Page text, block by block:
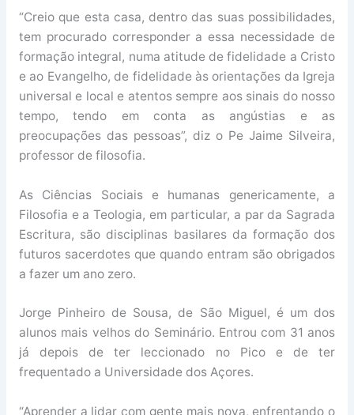
“Creio que esta casa, dentro das suas possibilidades,
tem procurado corresponder a essa necessidade de
formação integral, numa atitude de fidelidade a Cristo
e ao Evangelho, de fidelidade às orientações da Igreja
universal e local e atentos sempre aos sinais do nosso
tempo, tendo em conta as angústias e as
preocupações das pessoas”, diz o Pe Jaime Silveira,
professor de filosofia.
As Ciências Sociais e humanas genericamente, a
Filosofia e a Teologia, em particular, a par da Sagrada
Escritura, são disciplinas basilares da formação dos
futuros sacerdotes que quando entram são obrigados
a fazer um ano zero.
Jorge Pinheiro de Sousa, de São Miguel, é um dos
alunos mais velhos do Seminário. Entrou com 31 anos
já depois de ter leccionado no Pico e de ter
frequentado a Universidade dos Açores.
“Aprender a lidar com gente mais nova, enfrentando o